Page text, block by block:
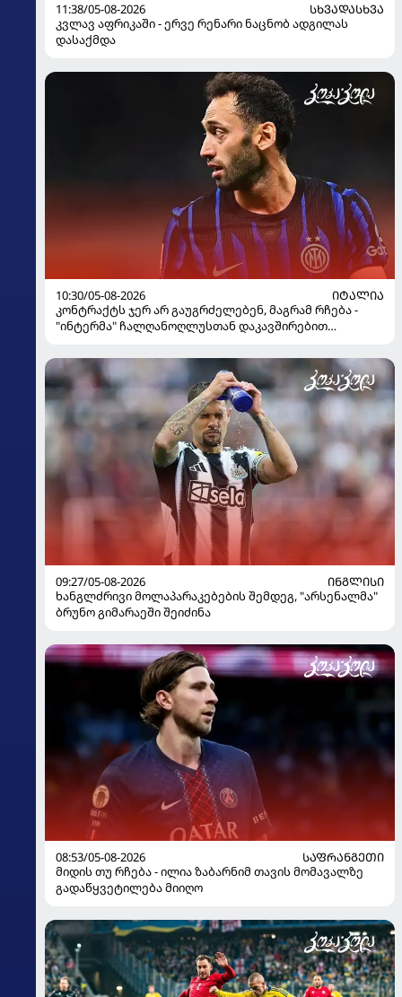
11:38/05-08-2026
ᲡᲮᲕᲐᲓᲐᲡᲮᲕᲐ
კვლავ აფრიკაში - ერვე რენარი ნაცნობ ადგილას
დასაქმდა
10:30/05-08-2026
ᲘᲢᲐᲚᲘᲐ
კონტრაქტს ჯერ არ გაუგრძელებენ, მაგრამ რჩება -
"ინტერმა" ჩალღანოღლუსთან დაკავშირებით
09:27/05-08-2026
ᲘᲜᲒᲚᲘᲡᲘ
ხანგლძრივი მოლაპარაკებების შემდეგ, "არსენალმა"
ბრუნო გიმარაეში შეიძინა
08:53/05-08-2026
ᲡᲐᲤᲠᲐᲜᲒᲔᲗᲘ
მიდის თუ რჩება - ილია ზაბარნიმ თავის მომავალზე
გადაწყვეტილება მიიღო